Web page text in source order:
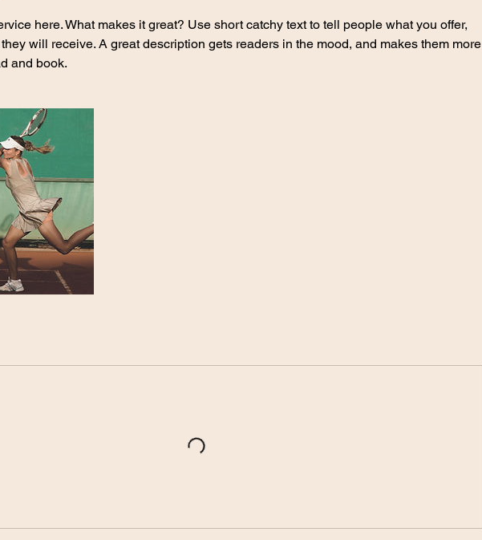
here. What makes it great? Use short catchy text to tell people what you offer,
will receive. A great description gets readers in the mood, and makes them more